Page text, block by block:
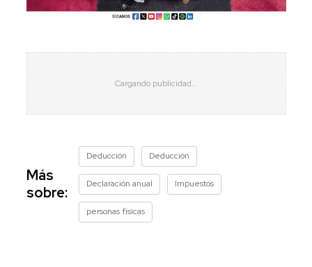
Más
sobre:
Deducción Deducción
Declaración anual Impuestos
personas físicas